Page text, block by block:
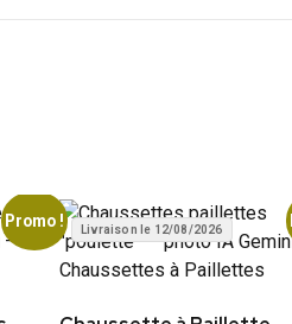
Promo ! Livraison le 12/08/2026